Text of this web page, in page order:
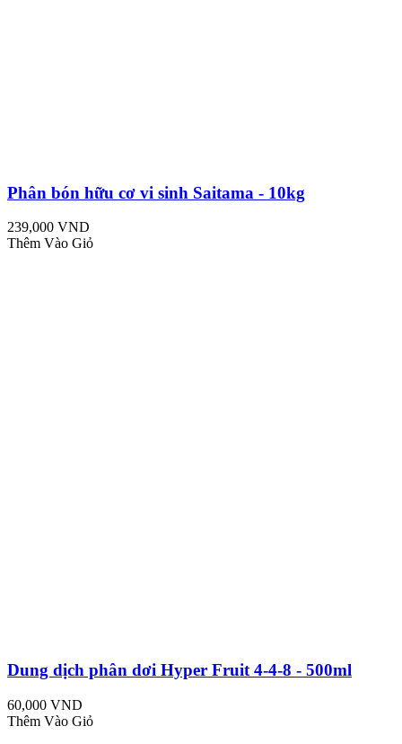
Phân bón hữu cơ vi sinh Saitama - 10kg
239,000 VND
Thêm Vào Giỏ
Dung dịch phân dơi Hyper Fruit 4-4-8 - 500ml
60,000 VND
Thêm Vào Giỏ